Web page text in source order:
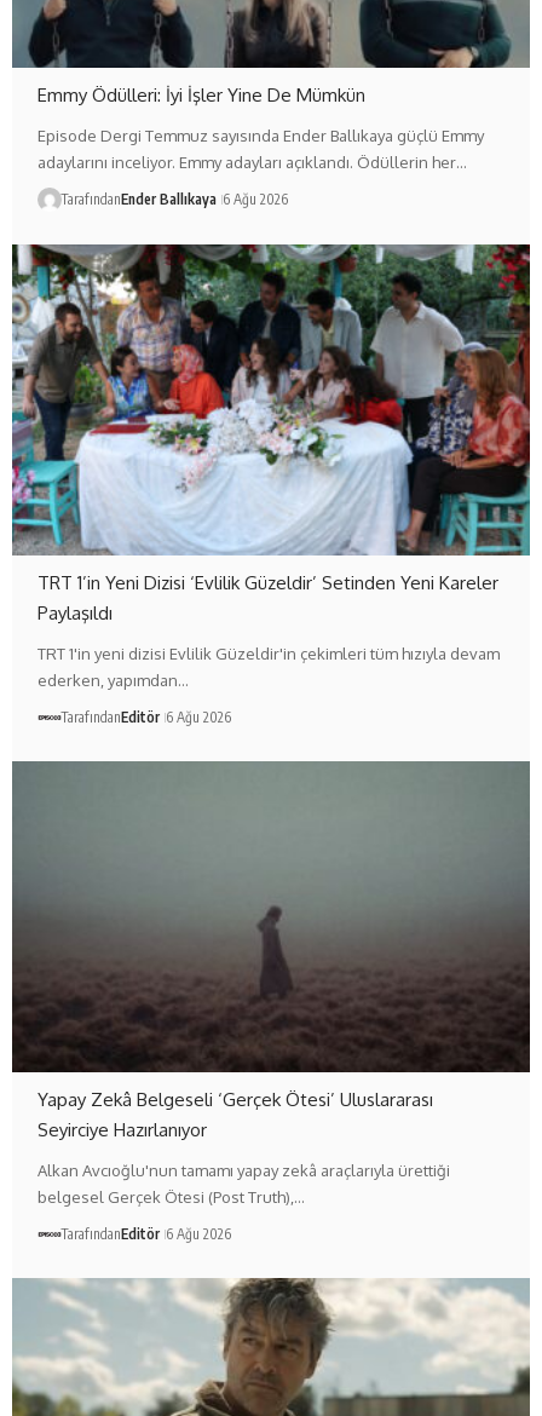
Emmy Ödülleri: İyi İşler Yine De Mümkün
Episode Dergi Temmuz sayısında Ender Ballıkaya güçlü Emmy
adaylarını inceliyor. Emmy adayları açıklandı. Ödüllerin her…
TarafındanEnder Ballıkaya 6 Ağu 2026
TRT 1’in Yeni Dizisi ‘Evlilik Güzeldir’ Setinden Yeni Kareler
Paylaşıldı
TRT 1'in yeni dizisi Evlilik Güzeldir'in çekimleri tüm hızıyla devam
ederken, yapımdan…
TarafındanEditör 6 Ağu 2026
Yapay Zekâ Belgeseli ‘Gerçek Ötesi’ Uluslararası
Seyirciye Hazırlanıyor
Alkan Avcıoğlu'nun tamamı yapay zekâ araçlarıyla ürettiği
belgesel Gerçek Ötesi (Post Truth),…
TarafındanEditör 6 Ağu 2026